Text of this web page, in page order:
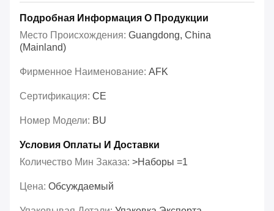
Подробная Информация О Продукции
Место Происхождения: Guangdong, China
(Mainland)
Фирменное Наименование: AFK
Сертификация: CE
Номер Модели: BU
Условия Оплаты И Доставки
Количество Мин Заказа: >Наборы =1
Цена: Обсуждаемый